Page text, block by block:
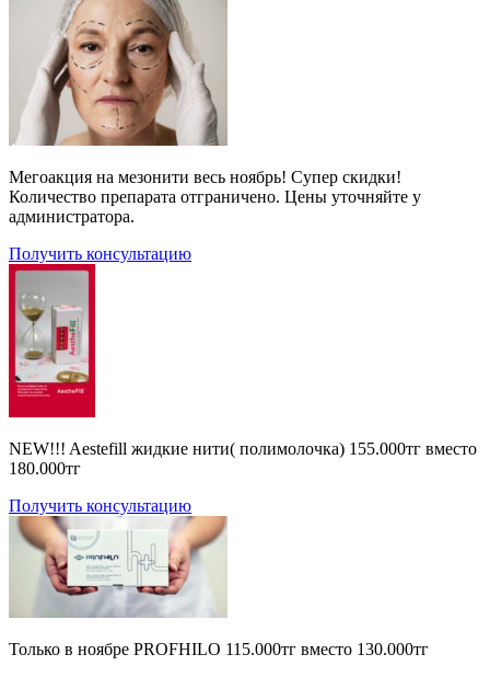
Мегоакция на мезонити весь ноябрь! Супер скидки!
Количество препарата отграничено. Цены уточняйте у
администратора.
Получить консультацию
NEW!!! Aestefill жидкие нити( полимолочка) 155.000тг вместо
180.000тг
Получить консультацию
Только в ноябре PROFHILO 115.000тг вместо 130.000тг